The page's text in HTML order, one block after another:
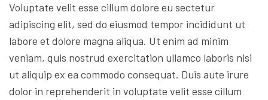
Voluptate velit esse cillum dolore eu sectetur
adipiscing elit, sed do eiusmod tempor incididunt ut
labore et dolore magna aliqua. Ut enim ad minim
veniam, quis nostrud exercitation ullamco laboris nisi
ut aliquip ex ea commodo consequat. Duis aute irure
dolor in reprehenderit in voluptate velit esse cillum